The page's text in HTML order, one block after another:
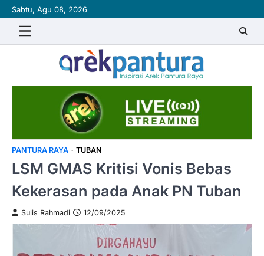
Skip
to
content
Sabtu, Agu 08, 2026
PANTURA RAYA TUBAN
LSM GMAS Kritisi Vonis Bebas
Kekerasan pada Anak PN Tuban
Sulis Rahmadi 12/09/2025